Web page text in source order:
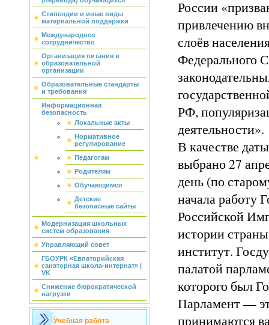
Стипендии и иные виды
материальной поддержки
Международное
сотрудничество
Организация питания в
образовательной
организации
Образовательные стандарты
и требования
Информационная
безопасность
Локальные акты
Нормативное
регулирование
Педагогам
Родителям
Обучающимся
Детские
безопасные сайты
Модернизация школьных
систем образования
Управляющий совет
ГБОУРК «Евпаторийская
санаторная школа-интернат» |
VK
Снижение бюрократической
нагрузки
Учебная работа
России
привлечению
слоёв
Федерального
РФ,
деятельности».
В качестве
выбрано 27
день (по
начала работу
Российской
истории
институт.
палатой
которого был
Парламент —
принимаются